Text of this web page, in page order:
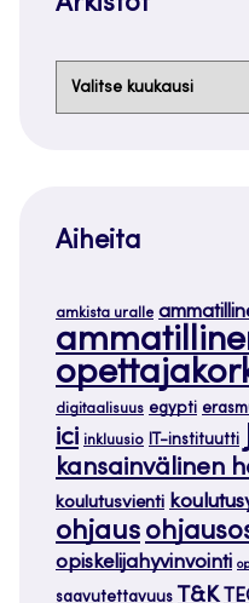
Aiheita
amkista uralle
digitaalisuus egypti
ici inkluusio IT-instituutti
kansainvälinen
koulutusvienti
ohjaus
opiskelijahyvinvointi
saavutettavuus T&K